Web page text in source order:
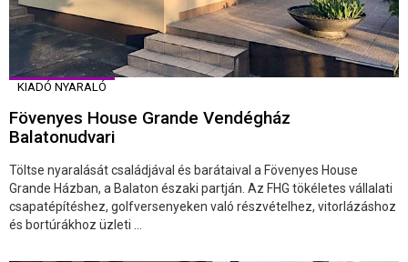
KIADÓ NYARALÓ
Fövenyes House Grande Vendégház
Balatonudvari
Töltse nyaralását családjával és barátaival a Fövenyes House
Grande Házban, a Balaton északi partján. Az FHG tökéletes vállalati
csapatépítéshez, golfversenyeken való részvételhez, vitorlázáshoz
és bortúrákhoz üzleti ...